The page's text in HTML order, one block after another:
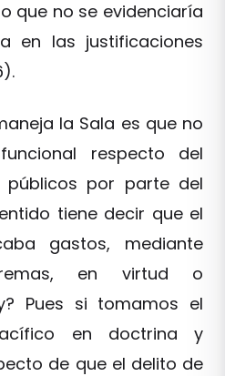
que no se evidenciaría
en las justificaciones
la Sala es que no
respecto del
por parte del
tiene decir que el
gastos, mediante
en virtud o
Pues si tomamos el
en doctrina y
de que el delito de